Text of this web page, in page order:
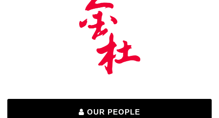
OUR PEOPLE